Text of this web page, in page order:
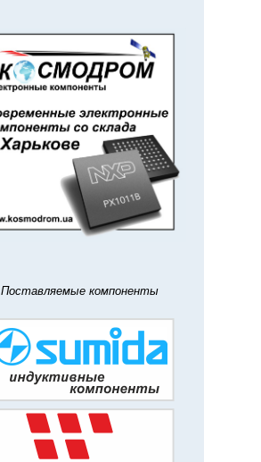
Поставляемые компоненты